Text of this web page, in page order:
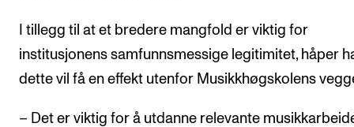
I tillegg til at et bredere mangfold er viktig for
institusjonens samfunnsmessige legitimitet, håper
dette vil få en effekt utenfor Musikkhøgskolens
– Det er viktig for å utdanne relevante